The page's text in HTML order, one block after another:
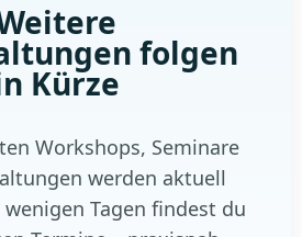
folgen
Kürze
Workshops, Seminare
werden aktuell
Tagen findest du